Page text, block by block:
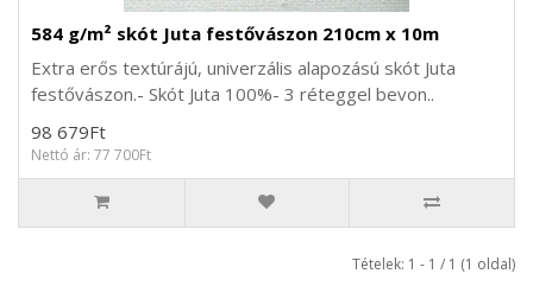
584 g/m² skót Juta festővászon 210cm x 10m
Extra erős textúrájú, univerzális alapozású skót Juta
festővászon.- Skót Juta 100%- 3 réteggel bevon..
98 679Ft
Nettó ár: 77 700Ft
Tételek: 1 - 1 / 1 (1 oldal)